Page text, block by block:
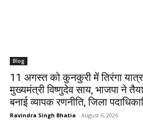
Blog
11 अगस्त को कुनकुरी में तिरंगा
मुख्यमंत्री विष्णुदेव साय, भाजपा ने
बनाई व्यापक रणनीति, जिला
Ravindra Singh Bhatia - August 6, 2026